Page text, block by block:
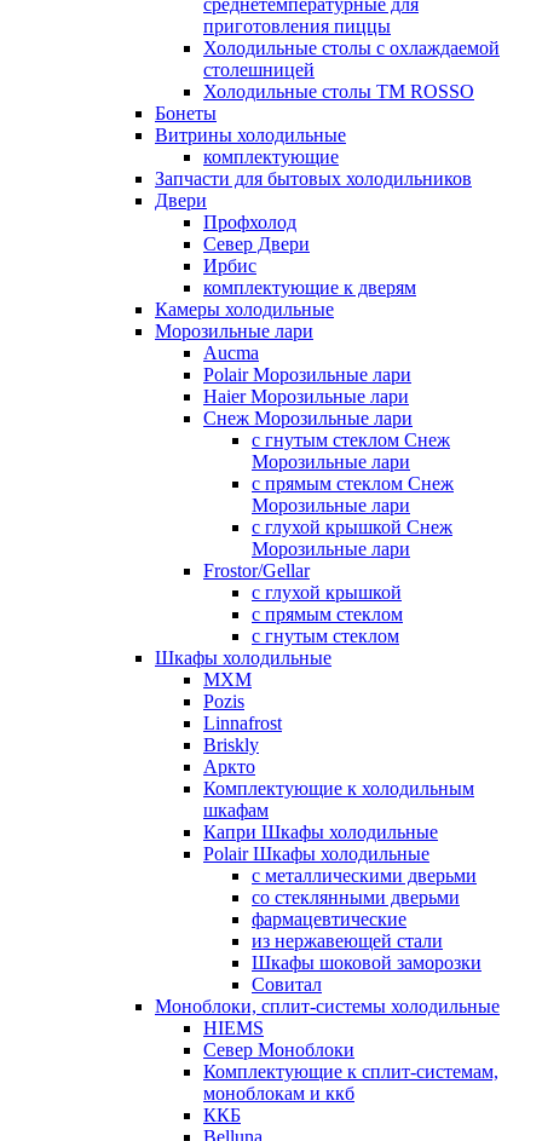
приготовления пиццы
Холодильные столы с охлаждаемой
столешницей
Холодильные столы ТМ ROSSO
Бонеты
Витрины холодильные
комплектующие
Запчасти для бытовых холодильников
Двери
Профхолод
Север Двери
Ирбис
комплектующие к дверям
Камеры холодильные
Морозильные лари
Aucma
Polair Морозильные лари
Haier Морозильные лари
Снеж Морозильные лари
с гнутым стеклом Снеж
Морозильные лари
с прямым стеклом Снеж
Морозильные лари
с глухой крышкой Снеж
Морозильные лари
Frostor/Gellar
с глухой крышкой
с прямым стеклом
с гнутым стеклом
Шкафы холодильные
МХМ
Pozis
Linnafrost
Briskly
Аркто
Комплектующие к холодильным
шкафам
Капри Шкафы холодильные
Polair Шкафы холодильные
с металлическими дверьми
со стеклянными дверьми
фармацевтические
из нержавеющей стали
Шкафы шоковой заморозки
Совитал
Моноблоки, сплит-системы холодильные
HIEMS
Север Моноблоки
Комплектующие к сплит-системам,
моноблокам и ккб
ККБ
Belluna